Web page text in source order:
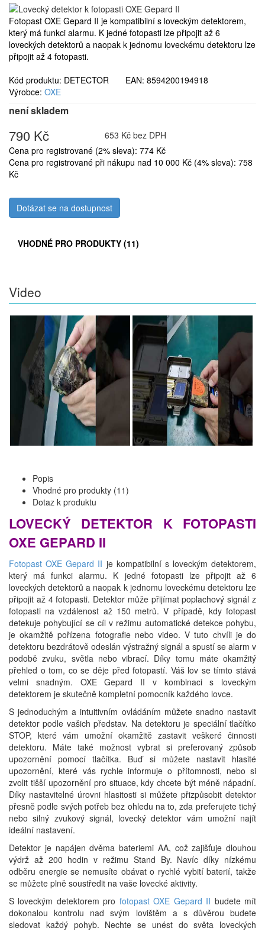
Fotopast OXE Gepard II je kompatibilní s loveckým detektorem,
který má funkci alarmu. K jedné fotopasti lze připojit až 6
loveckých detektorů a naopak k jednomu loveckému detektoru lze
připojit až 4 fotopasti.
Kód produktu: DETECTOR EAN: 8594200194918
Výrobce: OXE
není skladem
790 Kč
653 Kč bez DPH
Cena pro registrované (2% sleva): 774 Kč
Cena pro registrované při nákupu nad 10 000 Kč (4% sleva): 758
Kč
Dotázat se na dostupnost
VHODNÉ PRO PRODUKTY (11)
Video
Popis
Vhodné pro produkty (11)
Dotaz k produktu
LOVECKÝ DETEKTOR K FOTOPASTI
OXE GEPARD II
Fotopast OXE Gepard II je kompatibilní s loveckým detektorem,
který má funkci alarmu. K jedné fotopasti lze připojit až 6
loveckých detektorů a naopak k jednomu loveckému detektoru lze
připojit až 4 fotopasti. Detektor může přijímat poplachový signál z
fotopasti na vzdálenost až 150 metrů. V případě, kdy fotopast
detekuje pohybující se cíl v režimu automatické detekce pohybu,
je okamžitě pořízena fotografie nebo video. V tuto chvíli je do
detektoru bezdrátově odeslán výstražný signál a spustí se alarm v
podobě zvuku, světla nebo vibrací. Díky tomu máte okamžitý
přehled o tom, co se děje před fotopastí. Váš lov se tímto stává
velmi snadným. OXE Gepard II v kombinaci s loveckým
detektorem je skutečně kompletní pomocník každého lovce.
S jednoduchým a intuitivním ovládáním můžete snadno nastavit
detektor podle vašich představ. Na detektoru je speciální tlačítko
STOP, které vám umožní okamžitě zastavit veškeré činnosti
detektoru. Máte také možnost vybrat si preferovaný způsob
upozornění pomocí tlačítka. Buď si můžete nastavit hlasité
upozornění, které vás rychle informuje o přítomnosti, nebo si
zvolit tišší upozornění pro situace, kdy chcete být méně nápadní.
Díky nastavitelné úrovni hlasitosti si můžete přizpůsobit detektor
přesně podle svých potřeb bez ohledu na to, zda preferujete tichý
nebo silný zvukový signál, lovecký detektor vám umožní najít
ideální nastavení.
Detektor je napájen dvěma bateriemi AA, což zajišťuje dlouhou
výdrž až 200 hodin v režimu Stand By. Navíc díky nízkému
odběru energie se nemusíte obávat o rychlé vybití baterií, takže
se můžete plně soustředit na vaše lovecké aktivity.
S loveckým detektorem pro fotopast OXE Gepard II budete mít
dokonalou kontrolu nad svým lovištěm a s důvěrou budete
sledovat každý pohyb. Nechte se unést do světa loveckých